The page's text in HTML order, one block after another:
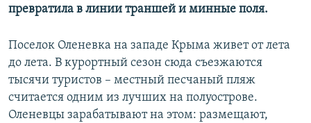
превратила в линии траншей и минные поля.
Поселок Оленевка на западе Крыма живет от лета
до лета. В курортный сезон сюда съезжаются
тысячи туристов – местный песчаный пляж
считается одним из лучших на полуострове.
Оленевцы зарабатывают на этом: размещают,